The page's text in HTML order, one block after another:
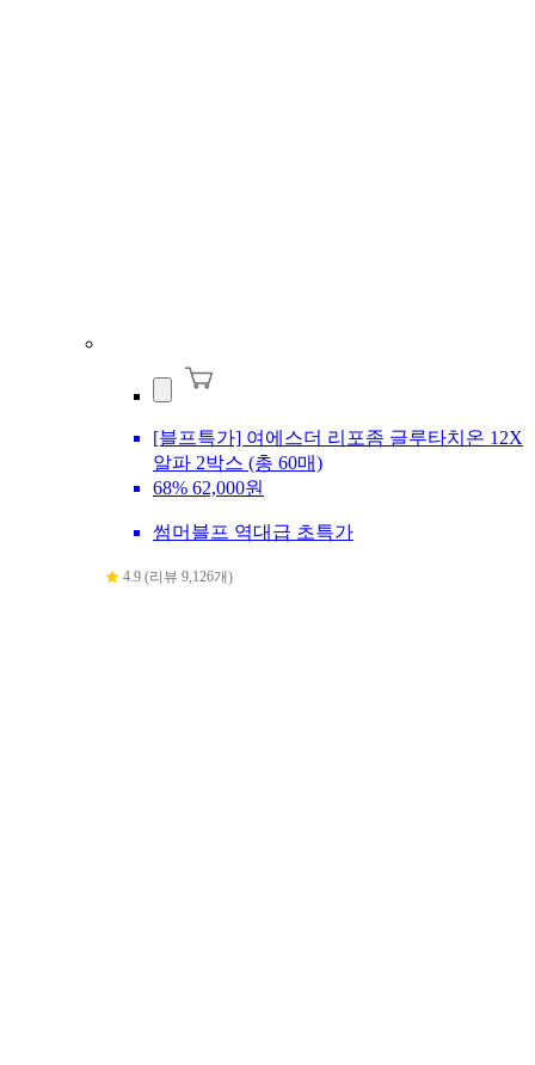
[블프특가] 여에스더 리포좀 글루타치온 12X
알파 2박스 (총 60매)
68% 62,000원
썸머블프 역대급 초특가
4.9 (리뷰 9,126개)